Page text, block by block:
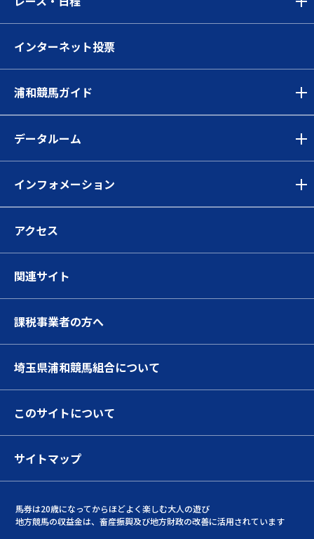
インターネット投票
浦和競馬ガイド
データルーム
インフォメーション
アクセス
関連サイト
課税事業者の方へ
埼玉県浦和競馬組合について
このサイトについて
サイトマップ
馬券は20歳になってからほどよく楽しむ大人の遊び
地方競馬の収益金は、畜産振興及び地方財政の改善に活用されています